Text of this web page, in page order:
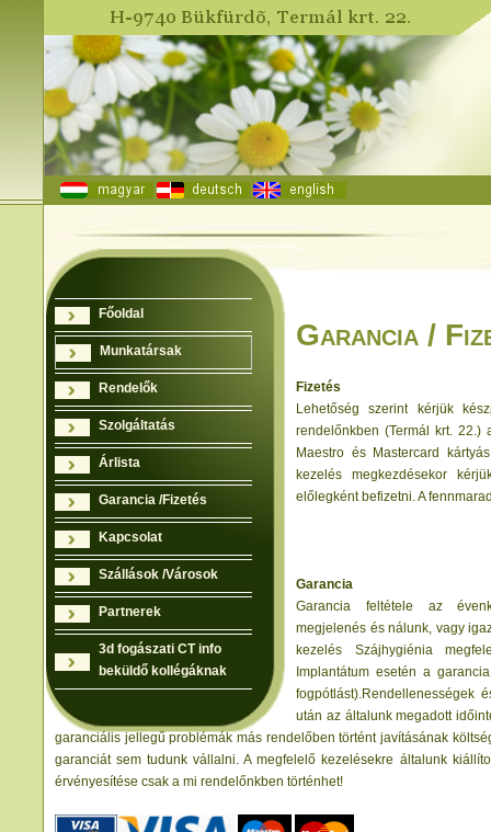
Főoldal
Munkatársak
Rendelők
Szolgáltatás
Árlista
Garancia /Fizetés
Kapcsolat
Szállások /Városok
Partnerek
3d fogászati CT info
beküldő kollégáknak
Garancia /
Fizetés
Lehetőség szerint kérjük
rendelőnkben (Termál krt. 22.)
Maestro és Mastercard
kezelés megkezdésekor
előlegként befizetni. A
Garancia
Garancia feltétele az
megjelenés és nálunk, vagy
kezelés Szájhygiénia
Implantátum esetén a
után az általunk megadott
garanciális jellegű problémák más rendelőben történt javításának
garanciát sem tudunk vállalni. A megfelelő kezelésekre általunk
érvényesítése csak a mi rendelőnkben történhet!